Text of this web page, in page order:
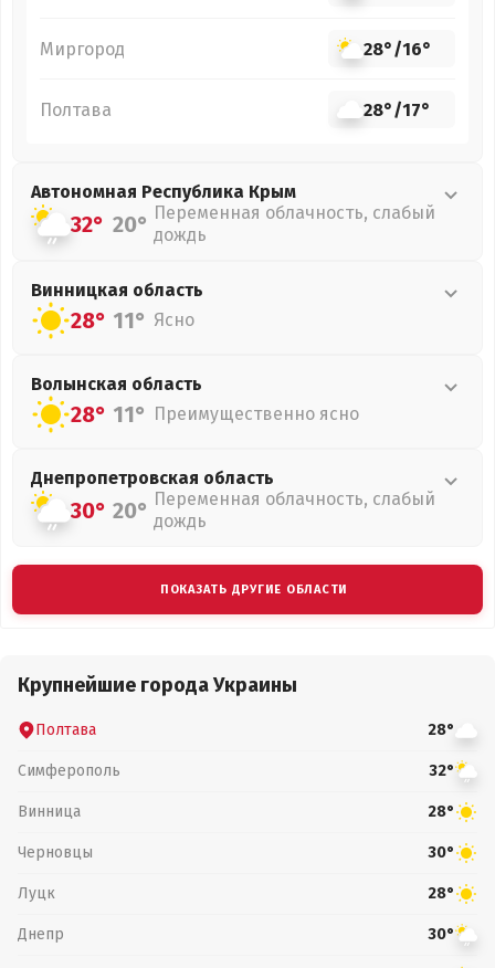
Миргород 28°/16°
Полтава 28°/17°
Автономная Республика Крым
32° 20° Переменная облачность, слабый
дождь
Винницкая область
28° 11° Ясно
Волынская область
28° 11° Преимущественно ясно
Днепропетровская область
30° 20° Переменная облачность, слабый
дождь
ПОКАЗАТЬ ДРУГИЕ ОБЛАСТИ
Крупнейшие города Украины
Полтава 28°
Симферополь 32°
Винница 28°
Черновцы 30°
Луцк 28°
Днепр 30°